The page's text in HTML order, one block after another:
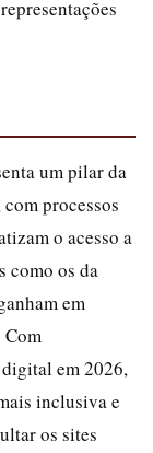
um pilar da
processos
o acesso a
como os da
em
em 2026,
inclusiva e
os sites